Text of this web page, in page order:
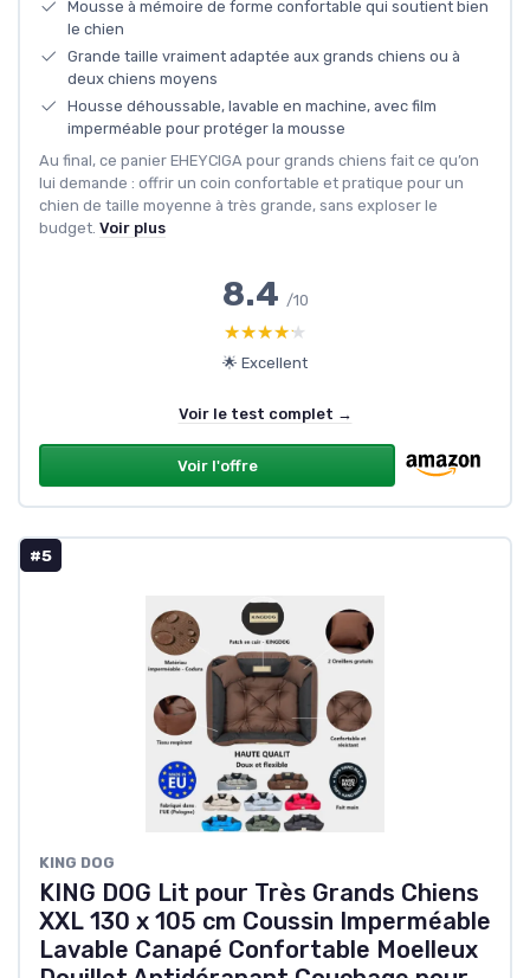
Mousse à mémoire de forme confortable qui soutient bien
le chien
Grande taille vraiment adaptée aux grands chiens ou à
deux chiens moyens
Housse déhoussable, lavable en machine, avec film
imperméable pour protéger la mousse
Au final, ce panier EHEYCIGA pour grands chiens fait ce qu’on
lui demande : offrir un coin confortable et pratique pour un
chien de taille moyenne à très grande, sans exploser le
budget. Voir plus
8.4 /10
★★★★★
★★★★★
🌟 Excellent
Voir le test complet →
Voir l'offre
#5
KING DOG
KING DOG Lit pour Très Grands Chiens
XXL 130 x 105 cm Coussin Imperméable
Lavable Canapé Confortable Moelleux